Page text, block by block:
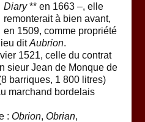
Diary** en 1663 –, elle
remonterait à bien avant,
en 1509, comme propriété
ditAubrion.
1521, celle du contrat
sieur Jean de Monque de
barriques, 1 800 litres)
marchand bordelais
: Obrion, Obrian,